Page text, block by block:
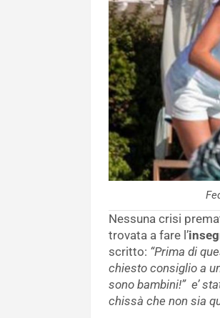
Nessuna crisi
trovata a fare l’
scritto: “Prima di
chiesto consiglio a
sono bambini!” e’
chissà che non sia